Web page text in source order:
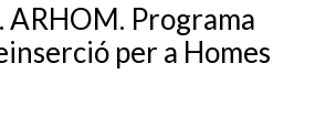
ARHOM. Programa
per a Homes